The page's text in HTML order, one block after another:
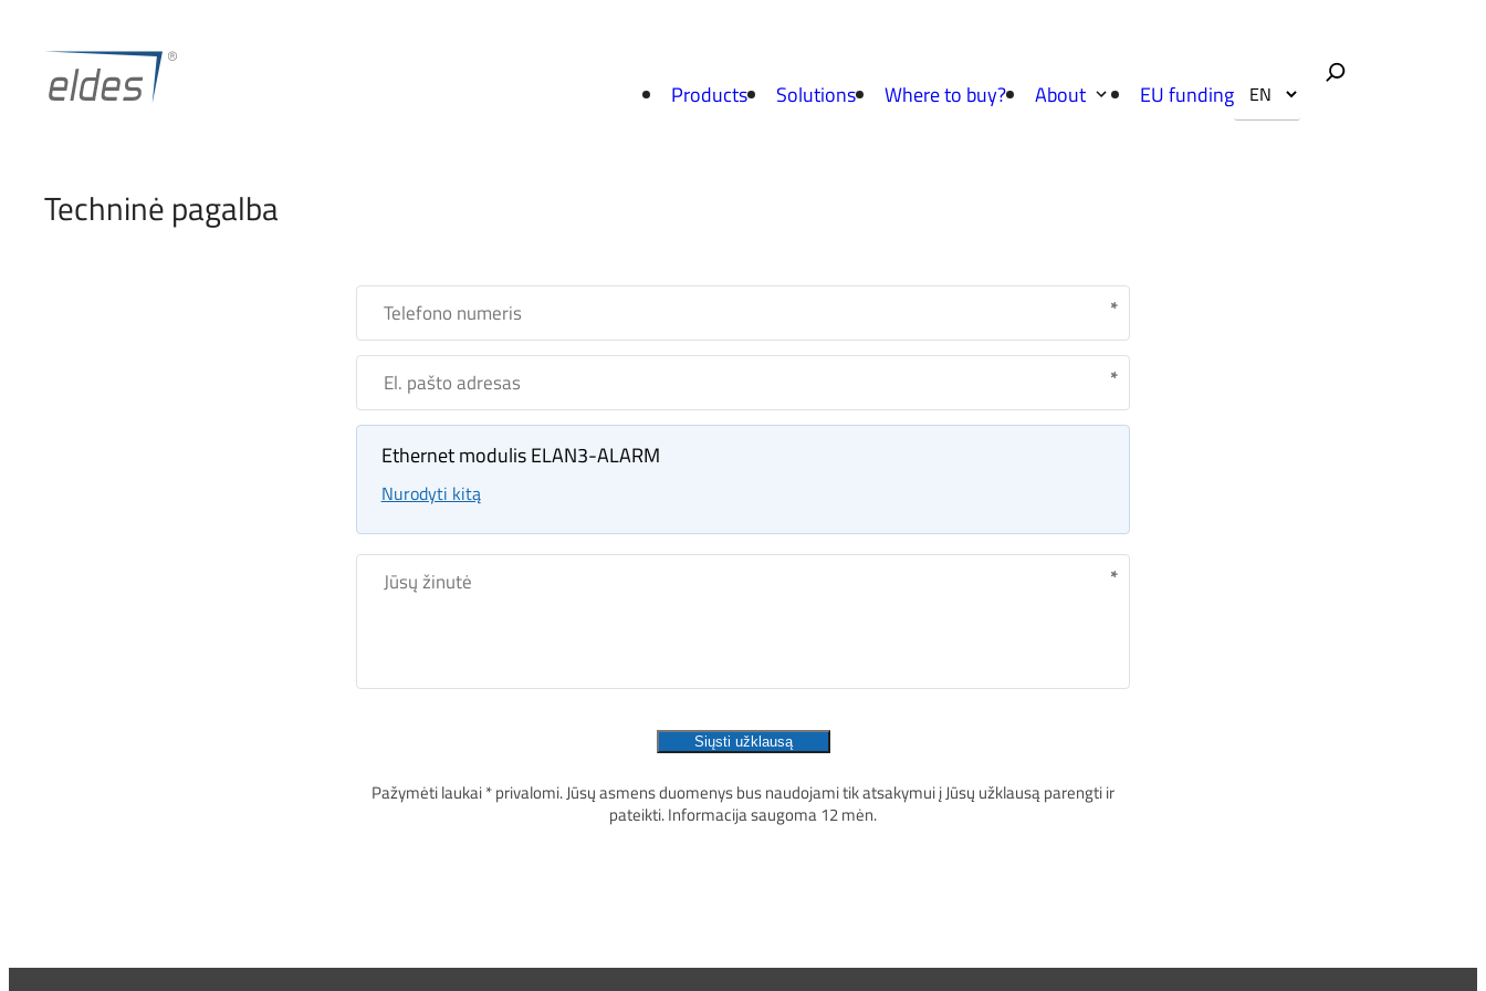
content
Products Solutions Where to buy? About EU funding
Techninė pagalba
Telefono
numeris
*
adresas
*
Ethernet modulis ELAN3-ALARM
Nurodyti kitą
Jūsų
žinutė
*
Pažymėti laukai * privalomi. Jūsų asmens duomenys bus naudojami tik atsakymui į Jūsų užklausą parengti ir
pateikti. Informacija saugoma 12 mėn.